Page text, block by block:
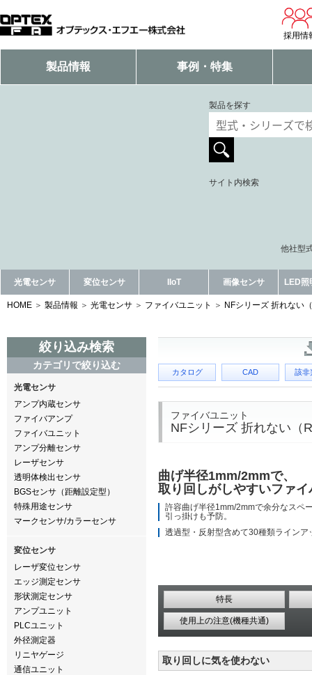
採用情
製品情報 事例・特集
製品を探す
サイト内検索
他社型
光電センサ 変位センサ IIoT 画像センサ LED照
HOME 製品情報 光電センサ ファイバユニット NFシリーズ 折れない
絞り込み検索
カテゴリで絞り込む
光電センサ
アンプ内蔵センサ
ファイバアンプ
ファイバユニット
アンプ分離センサ
レーザセンサ
透明体検出センサ
BGSセンサ（距離設定型）
特殊用途センサ
マークセンサ/カラーセンサ
変位センサ
レーザ変位センサ
エッジ測定センサ
形状測定センサ
アンプユニット
PLCユニット
外径測定器
リニヤゲージ
通信ユニット
カタログ CAD 該非
ファイバユニット
NFシリーズ 折れない（
曲げ半径1mm/2mmで、
取り回しがしやすいファイ
許容曲げ半径1mm/2mmで余分なスペ
引っ掛けも予防。
透過型・反射型含めて30種類ラインア
特長
使用上の注意(機種共通)
取り回しに気を使わない